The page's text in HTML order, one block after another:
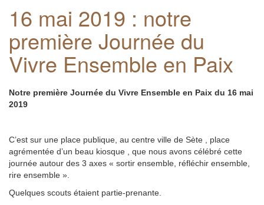
16 mai 2019 : notre
première Journée du
Vivre Ensemble en Paix
Notre première Journée du Vivre Ensemble en Paix du 16 mai
2019
C’est sur une place publique, au centre ville de Sète , place
agrémentée d’un beau kiosque , que nous avons célébré cette
journée autour des 3 axes « sortir ensemble, réfléchir ensemble,
rire ensemble ».
Quelques scouts étaient partie-prenante.